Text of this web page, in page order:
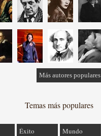
Más autores populares
Temas más populares
Éxito Mundo